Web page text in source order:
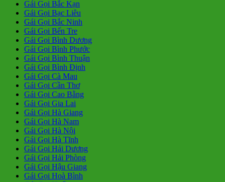
Gái Gọi Bắc Kạn
Gái Gọi Bạc Liêu
Gái Gọi Bắc Ninh
Gái Gọi Bến Tre
Gái Gọi Bình Dương
Gái Gọi Bình Phước
Gái Gọi Bình Thuận
Gái Gọi Bình Định
Gái Gọi Cà Mau
Gái Gọi Cần Thơ
Gái Gọi Cao Bằng
Gái Gọi Gia Lai
Gái Gọi Hà Giang
Gái Gọi Hà Nam
Gái Gọi Hà Nội
Gái Gọi Hà Tĩnh
Gái Gọi Hải Dương
Gái Gọi Hải Phòng
Gái Gọi Hậu Giang
Gái Gọi Hoà Bình